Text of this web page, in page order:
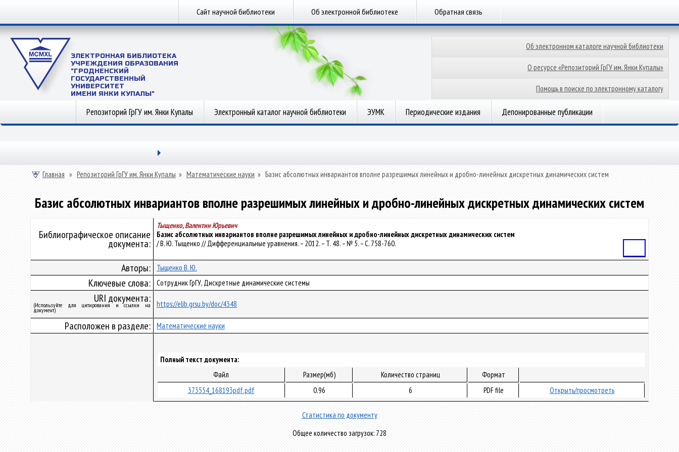
Сайт научной библиотеки Об электронной библиотеке Обратная связь
ЭЛЕКТРОННАЯ БИБЛИОТЕКА
УЧРЕЖДЕНИЯ ОБРАЗОВАНИЯ
"ГРОДНЕНСКИЙ
ГОСУДАРСТВЕННЫЙ
УНИВЕРСИТЕТ
ИМЕНИ ЯНКИ КУПАЛЫ"
Об электронном каталоге научной библиотеки
О ресурсе «Репозиторий ГрГУ им. Янки Купалы»
Помощь в поиске по электронному каталогу
Репозиторий ГрГУ им. Янки Купалы Электронный каталог научной библиотеки ЭУМК Периодические издания Депонированные публикации
Главная » Репозиторий ГрГУ им. Янки Купалы » Математические науки » Базис абсолютных инвариантов вполне разрешимых линейных и дробно-линейных дискретных динамических систем
Базис абсолютных инвариантов вполне разрешимых линейных и дробно-линейных дискретных динамических систем
Библиографическое описание
документа:
Тыщенко, Валентин Юрьевич
Базис абсолютных инвариантов вполне разрешимых линейных и дробно-линейных дискретных динамических систем
/ В. Ю. Тыщенко // Дифференциальные уравнения. – 2012. – Т. 48. – № 5. – С. 758-760.
Авторы: Тыщенко В. Ю.
Ключевые слова: Сотрудник ГрГУ, Дискретные динамические системы
URI документа:
(Используйте для цитирования и ссылки на
документ)
https://elib.grsu.by/doc/4348
Расположен в разделе: Математические науки
Полный текст документа:
Файл
Размер(мб) Количество страниц
Формат
373554_168193pdf.pdf
0.96 6 PDF file Открыть/просмотреть
Статистика по документу
Общее количество загрузок: 728